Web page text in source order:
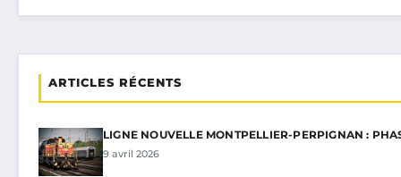
ARTICLES RÉCENTS
LIGNE NOUVELLE MONTPELLIER-PERPIGNAN :
9 avril 2026